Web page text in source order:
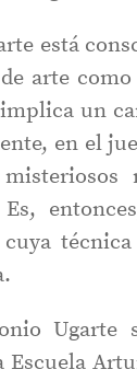
está
arte
un
en el
Escuela